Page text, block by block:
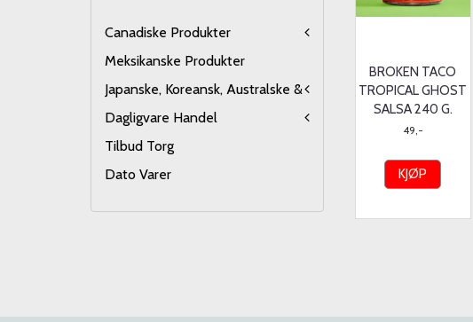
Canadiske Produkter
Meksikanske Produkter
Japanske, Koreansk, Australske &
Dagligvare Handel
Tilbud Torg
Dato Varer
BROKEN TACO
TROPICAL GHOST
SALSA 240 G.
49,-
KJØP